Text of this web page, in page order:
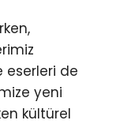
eserleri de
yeni
kültürel